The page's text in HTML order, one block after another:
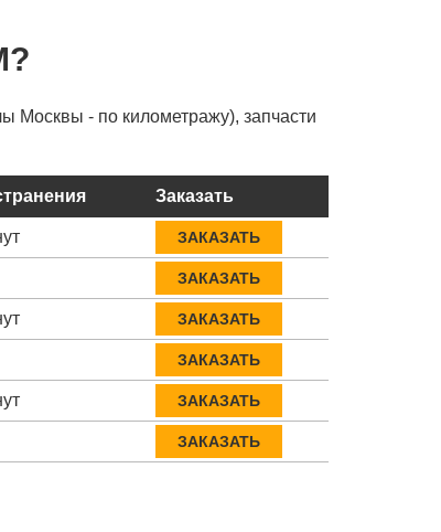
Москвы - по километражу), запчасти
Заказать
ЗАКАЗАТЬ
ЗАКАЗАТЬ
ЗАКАЗАТЬ
ЗАКАЗАТЬ
ЗАКАЗАТЬ
ЗАКАЗАТЬ